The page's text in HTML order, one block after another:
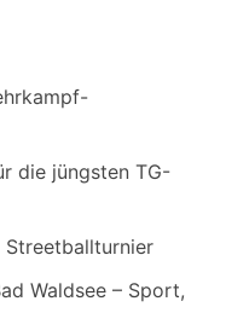
die jüngsten TG-
Streetballturnier
Waldsee – Sport,